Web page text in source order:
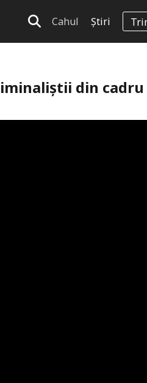
Cahul Știri
din cadru